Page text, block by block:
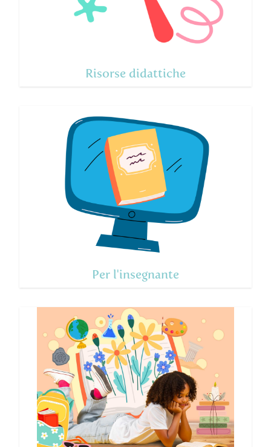
Risorse didattiche
Per l'insegnante